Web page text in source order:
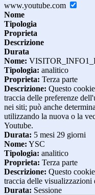
www.youtube.com
Nome
Tipologia
Proprieta
Descrizione
Durata
Nome:
Tipologia: analitico
Proprieta: Terza parte
Descrizione: Questo
traccia delle preferenze
nei siti; può anche
utilizzando la nuova o la
Youtube.
Durata: 5 mesi 29 giorni
Nome: YSC
Tipologia: analitico
Proprieta: Terza parte
Descrizione: Questo
traccia delle
Durata: Sessione